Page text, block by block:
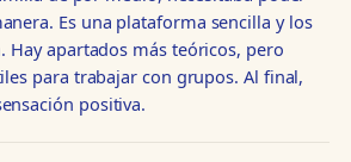
Es una plataforma sencilla y los
Hay apartados más teóricos, pero
para trabajar con grupos. Al final,
positiva.